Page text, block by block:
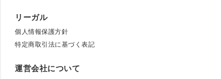
リーガル
個人情報保護方針
特定商取引法に基づく表記
運営会社について